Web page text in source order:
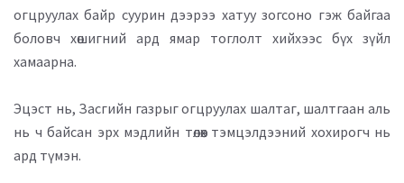
огцруулах байр суурин дээрээ хатуу зогсоно гэж байгаа
боловч хөшигний ард ямар тоглолт хийхээс бүх зүйл
хамаарна.
Эцэст нь, Засгийн газрыг огцруулах шалтаг, шалтгаан аль
нь ч байсан эрх мэдлийн төлөөх тэмцэлдээний хохирогч нь
ард түмэн.